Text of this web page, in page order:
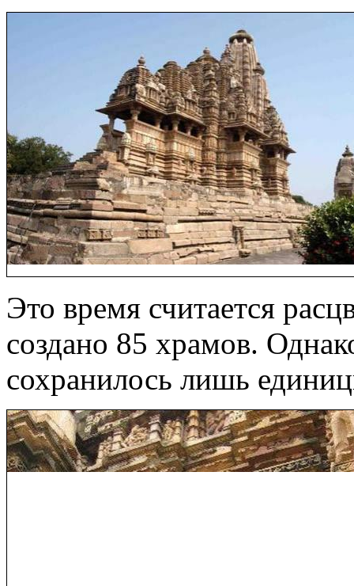
Это время считается
создано 85 храмов.
сохранилось лишь